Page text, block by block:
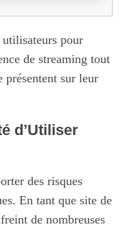
utilisateurs pour
de streaming tout
présentent sur leur
d’Utiliser
des risques
En tant que site de
de nombreuses